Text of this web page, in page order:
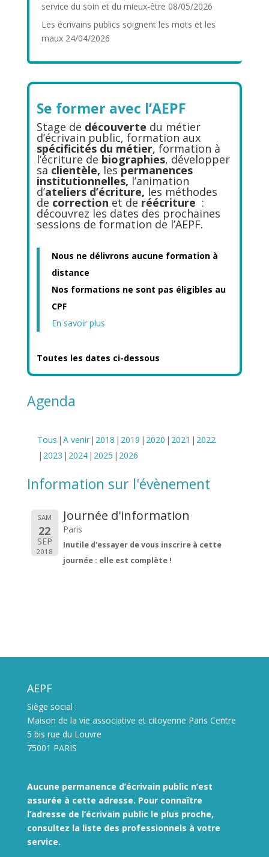
service du soin et du mieux-être 08/05/2026
Les écrivains publics soignent les mots et les
maux 24/04/2026
Se former avec l’AEPF
Stage de découverte du métier
d’écrivain public, formation aux
spécificités du métier, formation à
l’écriture de biographies, développer
sa clientèle, lespermanences
institutionnelles, l’animation
d’ateliers d’écriture, les méthodes
de correction et de réécriture :
découvrez les dates des prochaines
sessions de formation de l’AEPF.
Nous ne délivrons aucune formation à
distance
Nos formations ne sont pas éligibles au
CPF
En savoir plus
Toutes les dates ci-dessous
Agenda
Tous A venir 2018 2019 2020 2021
2022
2023
2024 2025 2026
Information sur l'évènement
SAM
22
SEP
2018
Journée d'information
Paris
Inutile d'essayer de vous inscrire à cette
journée : elle est complète !
AEPF
Siège social :
Maison de la vie associative et citoyenne Paris Centre
5 bis rue du Louvre
75001 PARIS
Aucune permanence d’écrivain public n’est
assurée à cette adresse. Pour connaître
l’adresse de l’écrivain public le plus proche,
consultez la liste des professionnels à votre
service.